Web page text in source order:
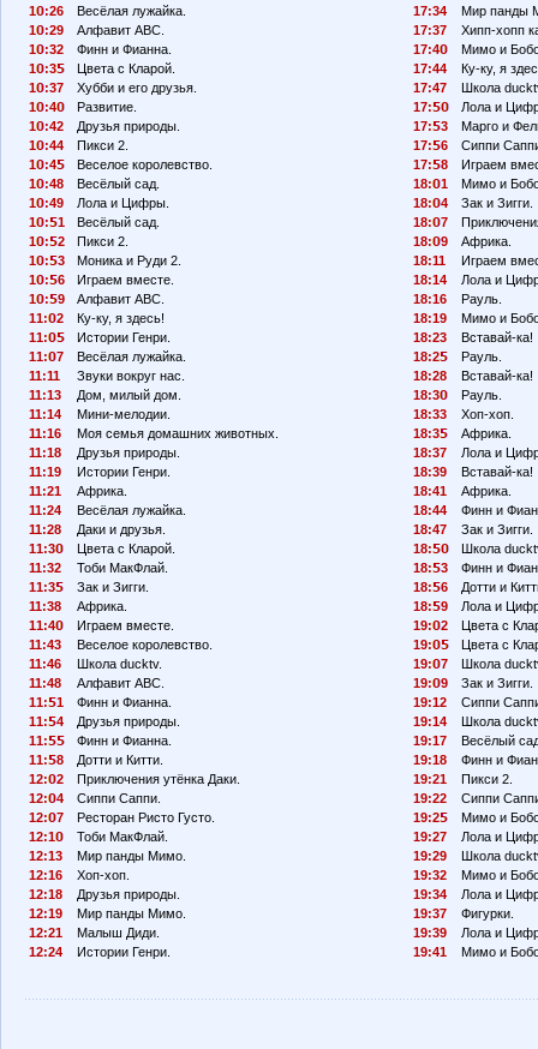
1
:26
Весёлая лужайка.
1
:29
Алфавит АВС.
1
:32
Финн и Фианна.
1
:3
Цвета с Кларой.
1
:37
Хубби и его друзья.
1
:4
Развитие.
1
:42
Друзья природы.
1
:44
Пикси 2.
1
:4
Веселое королевство.
1
:48
Весёлый сад.
1
:49
Лола и Цифры.
1
: 1
Весёлый сад.
1
: 2
Пикси 2.
1
: 3
Моника и Руди 2.
1
: 6
Играем вместе.
1
: 9
Алфавит АВС.
11:
2
Ку-ку, я здесь!
11:
Истории Генри.
11:
7
Весёлая лужайка.
11:11
Звуки вокруг нас.
11:13
Дом, милый дом.
11:14
Мини-мелодии.
11:16
Моя семья домашних животных.
11:18
Друзья природы.
11:19
Истории Генри.
11:21
Африка.
11:24
Весёлая лужайка.
11:28
Даки и друзья.
11:3
Цвета с Кларой.
11:32
Тоби МакФлай.
11:3
Зак и Зигги.
11:38
Африка.
11:4
Играем вместе.
11:43
Веселое королевство.
11:46
Школа ducktv.
11:48
Алфавит АВС.
11:
1
Финн и Фианна.
11:
4
Друзья природы.
11:
Финн и Фианна.
11:
8
Дотти и Китти.
12:
2
Приключения утёнка Даки.
12:
4
Сиппи Саппи.
12:
7
Ресторан Ристо Густо.
12:1
Тоби МакФлай.
12:13
Мир панды Мимо.
12:16
Хоп-хоп.
12:18
Друзья природы.
12:19
Мир панды Мимо.
12:21
Малыш Диди.
12:24
Истории Генри.
17:34
Мир панды
17:37
Хипп-хопп
17:4
Мимо и
17:44
Ку-ку, я
17:47
Школа
17:
Лола и
17:
3
Марго и
17:
6
Сиппи
17:
8
Играем
18:
1
Мимо и
18:
4
Зак и Зигги.
18:
7
18:
9
Африка.
18:11
Играем
18:14
Лола и
18:16
Рауль.
18:19
Мимо и
18:23
Вставай-ка!
18:2
Рауль.
18:28
Вставай-ка!
18:3
Рауль.
18:33
Хоп-хоп.
18:3
Африка.
18:37
Лола и
18:39
Вставай-ка!
18:41
Африка.
18:44
Финн и
18:47
Зак и Зигги.
18:
Школа
18:
3
Финн и
18:
6
Дотти и
18:
9
Лола и
19:
2
Цвета с
19:
Цвета с
19:
7
Школа
19:
9
Зак и Зигги.
19:12
Сиппи
19:14
Школа
19:17
Весёлый
19:18
Финн и
19:21
Пикси 2.
19:22
Сиппи
19:2
Мимо и
19:27
Лола и
19:29
Школа
19:32
Мимо и
19:34
Лола и
19:37
Фигурки.
19:39
Лола и
19:41
Мимо и